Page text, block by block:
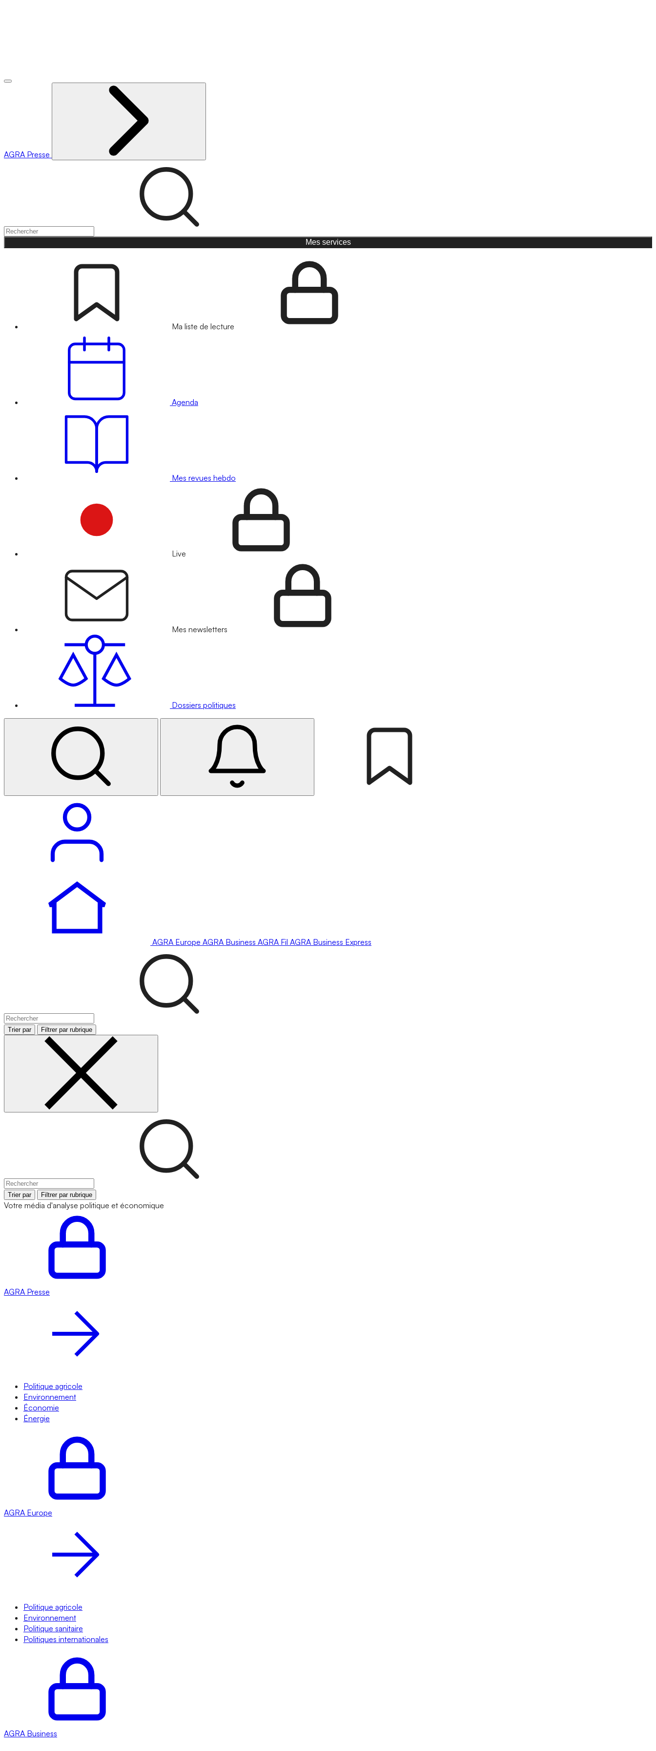
AGRA Presse
Mes services
Ma liste de lecture
Agenda
Mes revues hebdo
Live
Mes newsletters
Dossiers politiques
AGRA Europe AGRA Business AGRA Fil AGRA Business Express
Trier par Filtrer par rubrique
Trier par Filtrer par rubrique
Votre média d'analyse politique et économique
AGRA Presse
Politique agricole
Environnement
Économie
Énergie
AGRA Europe
Politique agricole
Environnement
Politique sanitaire
Politiques internationales
AGRA Business